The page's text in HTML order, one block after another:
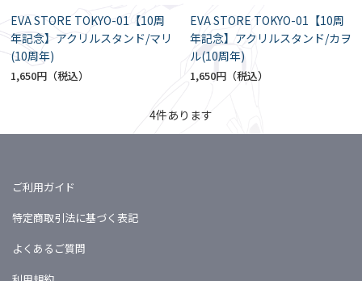
EVA STORE TOKYO-01【10周
年記念】アクリルスタンド/マリ
(10周年)
1,650円
EVA STORE TOKYO-01【10周
年記念】アクリルスタンド/カヲ
ル(10周年)
1,650円
4件あります
ご利用ガイド
特定商取引法に基づく表記
よくあるご質問